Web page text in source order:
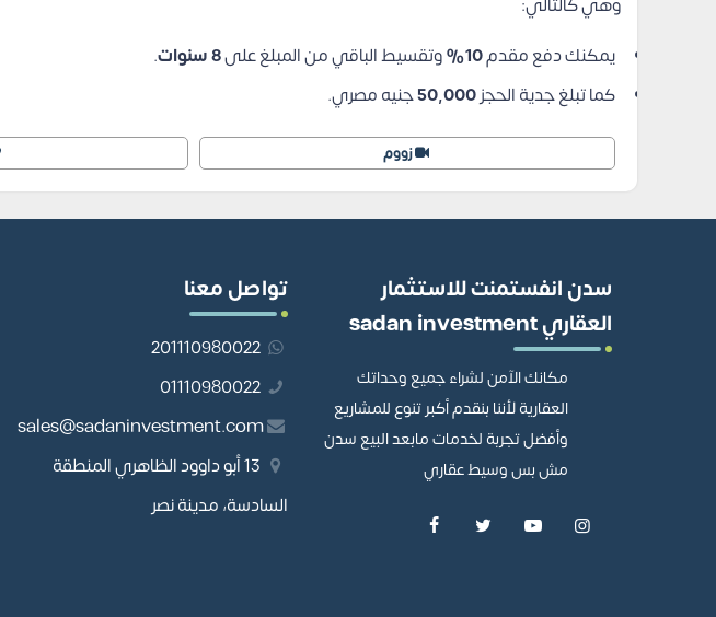
يمكنك دفع مقدم10% وتقسيط الباقي من المبلغ على
.
كما تبلغ جدية الحجز50,000جنيه مصري.
زووم
سدن انفستمنت للاستثمار
العقاري sadan investment
مكانك الآمن لشراء جميع وحداتك
العقارية لأننا بنقدم أكبر تنوع للمشاريع
وأفضل تجربة لخدمات مابعد البيع سدن
مش بس وسيط عقاري
تواصل معنا
201110980022
01110980022
sales@sadaninvestment.com
13 أبو داوود الظاهري المنطقة
السادسة، مدينة نصر